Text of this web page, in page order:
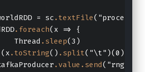
= sc
.textFile
.foreach(x => {
Thread
.sleep(3)
.toString() .split("\t")(0)
.value .send